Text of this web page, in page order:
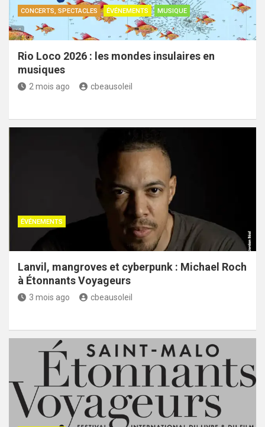
CONCERTS, SPECTACLES ÉVÉNEMENTS MUSIQUE
Rio Loco 2026 : les mondes insulaires en
musiques
2 mois ago cbeausoleil
ÉVÉNEMENTS
Lanvil, mangroves et cyberpunk : Michael Roch
à Étonnants Voyageurs
3 mois ago cbeausoleil